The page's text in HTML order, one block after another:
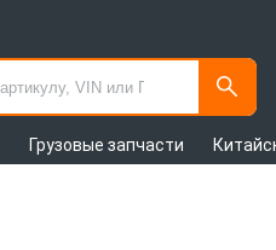
Грузовые запчасти